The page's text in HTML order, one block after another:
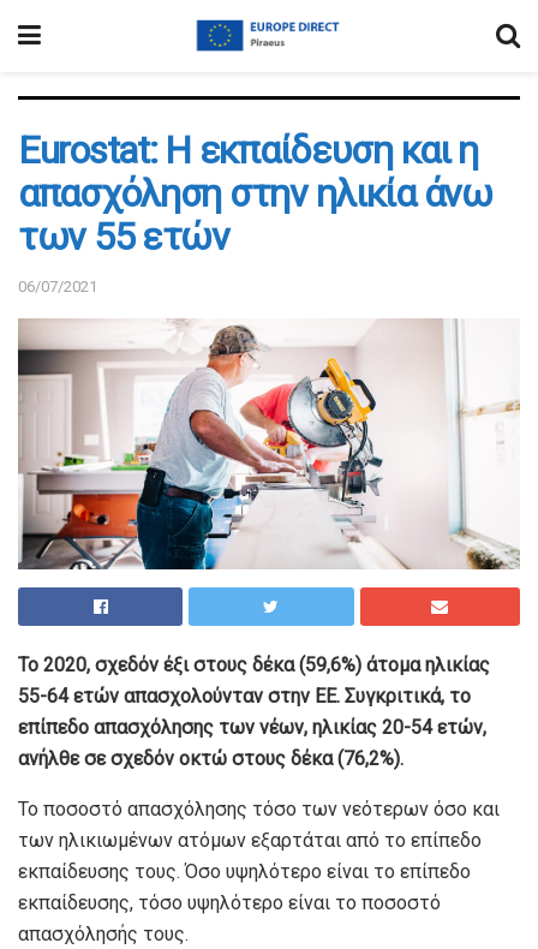
Εurostat: Η εκπαίδευση και η
απασχόληση στην ηλικία άνω
των 55 ετών
06/07/2021
Το 2020, σχεδόν έξι στους δέκα (59,6%) άτομα ηλικίας
55-64 ετών απασχολούνταν στην ΕΕ. Συγκριτικά, το
επίπεδο απασχόλησης των νέων, ηλικίας 20-54 ετών,
ανήλθε σε σχεδόν οκτώ στους δέκα (76,2%).
Το ποσοστό απασχόλησης τόσο των νεότερων όσο και
των ηλικιωμένων ατόμων εξαρτάται από το επίπεδο
εκπαίδευσης τους. Όσο υψηλότερο είναι το επίπεδο
εκπαίδευσης, τόσο υψηλότερο είναι το ποσοστό
απασχόλησής τους.